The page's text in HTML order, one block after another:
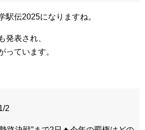
駅伝2025になりますね。
発表され、
っています。
2